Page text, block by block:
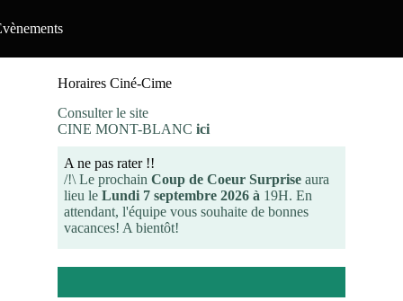
Horaires Ciné-Cime
Consulter le site
CINE MONT-BLANC ici
A ne pas rater !!
/!\ Le prochain Coup de Coeur Surprise aura
lieu le Lundi 7 septembre 2026 à 19H. En
attendant, l'équipe vous souhaite de bonnes
vacances! A bientôt!